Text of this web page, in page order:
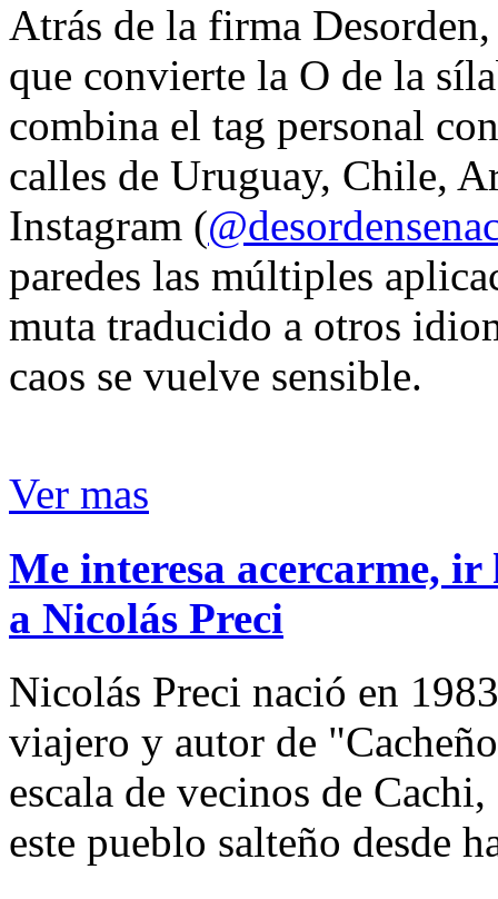
Atrás de la firma
que convierte la O de la
combina el tag personal
calles de Uruguay, Chile,
Instagram (
paredes las múltiples
muta traducido a otros
caos se vuelve sensible.
Ver mas
Me interesa acercarme,
a Nicolás Preci
Nicolás Preci nació en
viajero y autor de
escala de vecinos de
este pueblo salteño desde